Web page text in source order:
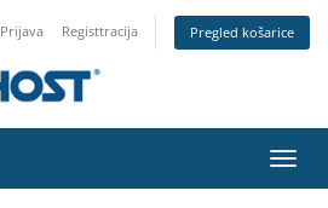
Prijava Registtracija Pregled košarice